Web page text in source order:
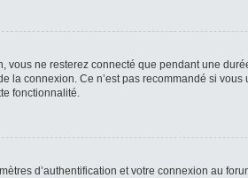
vous ne resterez connecté que pendant une
la connexion. Ce n’est pas recommandé si
fonctionnalité.
d’authentification et votre connexion au